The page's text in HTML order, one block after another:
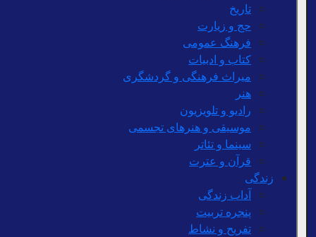
تاریخ
حج و زیارت
فرهنگ عمومی
کتاب و ادبیات
میراث فرهنگی و گردشگری
هنر
رادیو و تلویزیون
موسیقی و هنرهای تجسمی
سینما و تئاتر
قرآن و عترت
زندگی
آداب زندگی
پنجره تربیت
تفریح و نشاط